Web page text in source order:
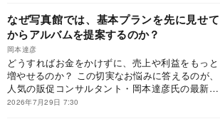
は、「行動経済学×現場目線」で「つい買いたく
なる」販促の仕掛けとは何かを言語化した初の
書。本書が提示するのは、「お客様の購買行動そ
のものを変える設計とは？」です。どうすれば、
「利益が残る経営」へと変われるのか？ 本連載で
は、『客単価アップ大事典』に収録しきれなかっ
た事例の中から、現場ですぐに導入でき、成果に
つながりやすい客単価アップの仕掛けを厳選して
なぜ写真館では、基本プランを先に見せて
からアルバムを提案するのか？
岡本達彦
どうすればお金をかけずに、売上や利益をもっと
増やせるのか？ この切実なお悩みに答えるのが、
人気の販促コンサルタント・岡本達彦氏の最新刊
『客単価アップ大事典 「つい買ってしまう」販
2026年7月29日 7:30